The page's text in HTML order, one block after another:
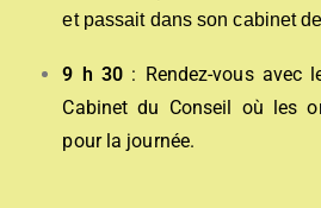
et passait dans son cabinet
9 h 30 : Rendez-vous avec
Cabinet du Conseil où les
pour la journée.